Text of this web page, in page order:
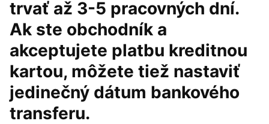
trvať až 3-5 pracovných dní.
Ak ste obchodník a
akceptujete platbu kreditnou
kartou, môžete tiež nastaviť
jedinečný dátum bankového
transferu.